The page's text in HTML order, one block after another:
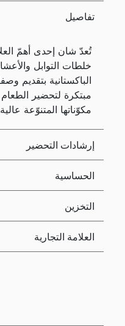
تفاصيل
تُعدّ شان إحدى أهمّ
خلطات التوابل
الباكستانية بتقديم
مبتكرة لتحضير
مكوّناتها المتنوّعة
إرشادات التحضير
الحساسية
التخزين
العلامة التجارية